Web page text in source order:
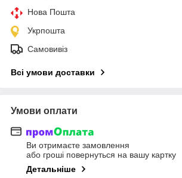
Нова Пошта
Укрпошта
Самовивіз
Всі умови доставки
Умови оплати
Ви отримаєте замовлення
або гроші повернуться на вашу картку
Детальніше